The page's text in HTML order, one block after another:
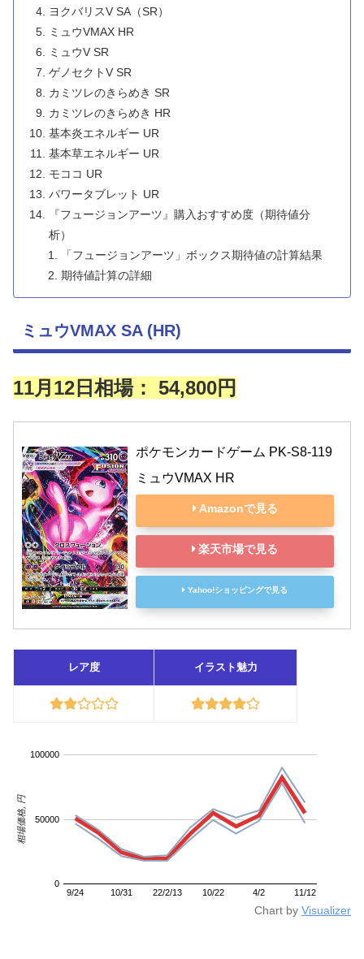
ヨクバリスV SA（SR）
ミュウVMAX HR
ミュウV SR
ゲノセクトV SR
カミツレのきらめき SR
カミツレのきらめき HR
基本炎エネルギー UR
基本草エネルギー UR
モココ UR
パワータブレット UR
『フュージョンアーツ』購入おすすめ度（期待値分
析）
「フュージョンアーツ」ボックス期待値の計算結果
期待値計算の詳細
ミュウVMAX SA (HR)
11月12日相場： 54,800円
ポケモンカードゲーム PK-S8-119
ミュウVMAX HR
Amazonで見る
楽天市場で見る
Yahoo!ショッピングで見る
レア度 イラスト魅力
9/24 10/31 22/2/13 10/22 4/2 11/12
0
50000
100000
相場価格, 円
Chart by Visualizer